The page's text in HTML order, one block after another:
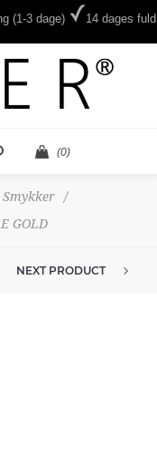
(1-3 dage)
14 dages fuld
(0)
Smykker
/
GOLD
NEXT PRODUCT